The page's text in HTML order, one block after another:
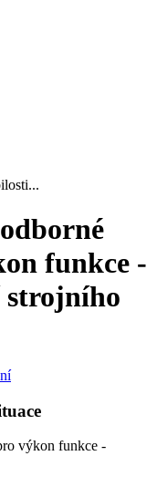
funkce -
výkon funkce -